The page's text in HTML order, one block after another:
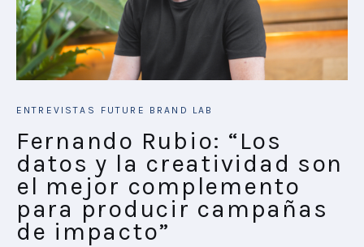
ENTREVISTAS FUTURE BRAND LAB
Fernando Rubio: “Los
datos y la creatividad son
el mejor complemento
para producir campañas
de impacto”